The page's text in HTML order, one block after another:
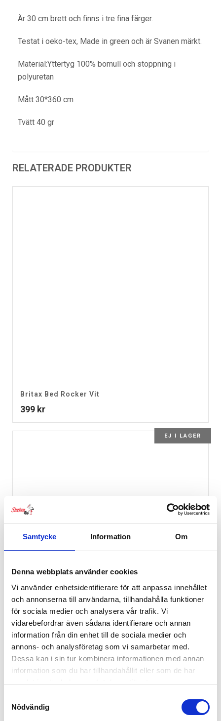
Samtycke Information Om
Denna webbplats använder cookies
Vi använder enhetsidentifierare för att anpassa innehållet
och annonserna till användarna, tillhandahålla funktioner
för sociala medier och analysera vår trafik. Vi
vidarebefordrar även sådana identifierare och annan
information från din enhet till de sociala medier och
annons- och analysföretag som vi samarbetar med.
Dessa kan i sin tur kombinera informationen med annan
information som du har tillhandahållit eller som de har
samlat in när du har använt deras tjänster.
Nödvändig
Är 30 cm brett och finns i tre fina färger.
Testat i oeko-tex, Made in green och är Svanen märkt.
Material:Yttertyg 100% bomull och stoppning i
polyuretan
Mått 30*360 cm
Tvätt 40 gr
RELATERADE PRODUKTER
Britax Bed Rocker Vit
399 kr
EJ I LAGER
Klippan Ullfilt Bää